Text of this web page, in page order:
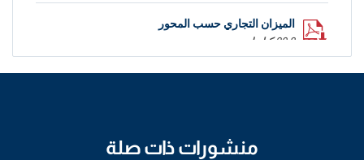
الميزان التجاري حسب المحور
20.8 كيلوبايت
منشورات ذات صلة